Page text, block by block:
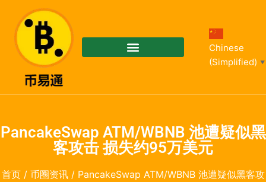
Chinese
(Simplified)
▼
PancakeSwap ATM/WBNB 池遭疑似黑
客攻击 损失约95万美元
首页/ 币圈资讯/ PancakeSwap ATM/WBNB 池遭疑似黑客攻